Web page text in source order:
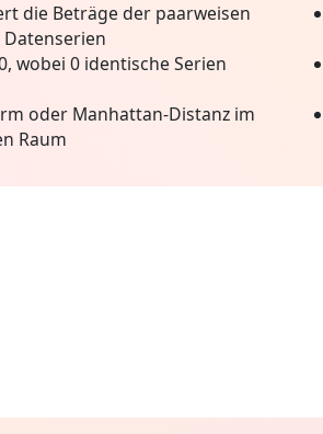
die Beträge der paarweisen
wobei 0 identische Serien
oder Manhattan-Distanz im
Raum